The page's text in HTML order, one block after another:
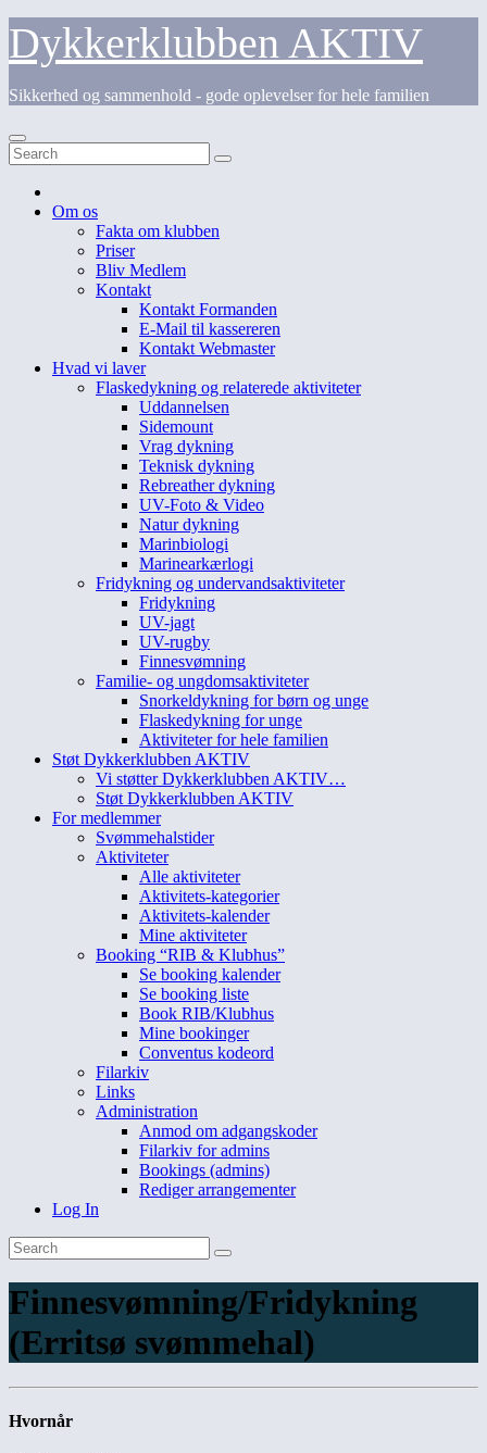
Skip
content
Dykkerklubben AKTIV
Sikkerhed og sammenhold - gode oplevelser for hele familien
Om os
Fakta om klubben
Priser
Bliv Medlem
Kontakt
Kontakt Formanden
E-Mail til kassereren
Kontakt Webmaster
Hvad vi laver
Flaskedykning og relaterede aktiviteter
Uddannelsen
Sidemount
Vrag dykning
Teknisk dykning
Rebreather dykning
UV-Foto & Video
Natur dykning
Marinbiologi
Marinearkærlogi
Fridykning og undervandsaktiviteter
Fridykning
UV-jagt
UV-rugby
Finnesvømning
Familie- og ungdomsaktiviteter
Snorkeldykning for børn og unge
Flaskedykning for unge
Aktiviteter for hele familien
Støt Dykkerklubben AKTIV
Vi støtter Dykkerklubben AKTIV…
Støt Dykkerklubben AKTIV
For medlemmer
Svømmehalstider
Aktiviteter
Alle aktiviteter
Aktivitets-kategorier
Aktivitets-kalender
Mine aktiviteter
Booking “RIB & Klubhus”
Se booking kalender
Se booking liste
Book RIB/Klubhus
Mine bookinger
Conventus kodeord
Filarkiv
Links
Administration
Anmod om adgangskoder
Filarkiv for admins
Bookings (admins)
Rediger arrangementer
Log In
Finnesvømning/Fridykning
(Erritsø svømmehal)
Hvornår